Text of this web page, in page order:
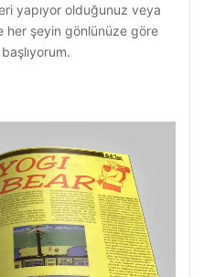
yapıyor olduğunuz veya
her şeyin gönlünüze göre